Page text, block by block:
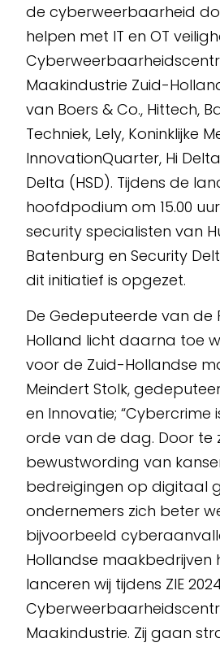
de cyberweerbaarheid
helpen met IT en OT
Maakindustrie Zuid-
van Boers & Co., Hittech,
Techniek, Lely, Koninklijke
InnovationQuarter, Hi
Delta (HSD). Tijdens de
hoofdpodium om 15.00
security specialisten van
Batenburg en Security
dit initiatief is opgezet.
De Gedeputeerde van de
Holland licht daarna toe
voor de Zuid-Hollandse
Meindert Stolk,
en Innovatie;
orde van de dag. Door te
bewustwording van
bedreigingen op digitaal
ondernemers zich beter
bijvoorbeeld
Hollandse maakbedrijven
lanceren wij tijdens ZIE
Maakindustrie. Zij gaan